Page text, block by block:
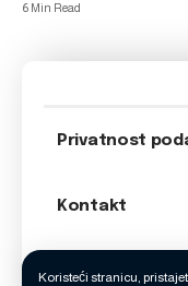
Koristeći stranicu,
6 Min Read
Privatnost
Kontakt